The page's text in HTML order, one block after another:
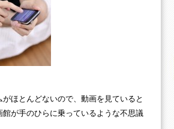
がほとんどないので、動画を見ていると
館が手のひらに乗っているような不思議